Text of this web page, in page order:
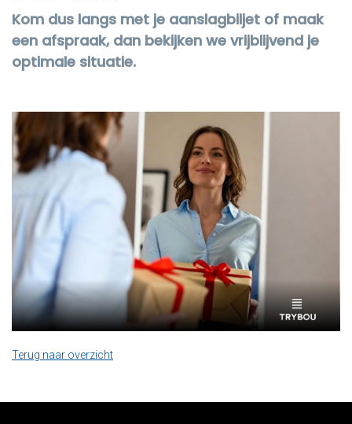
Kom dus langs met je aanslagbiljet of maak
een afspraak, dan bekijken we vrijblijvend je
optimale situatie.
Terug naar overzicht